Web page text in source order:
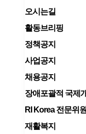
오시는길
활동브리핑
정책공지
사업공지
채용공지
장애포괄적 국제
RI Korea 전문위
재활복지